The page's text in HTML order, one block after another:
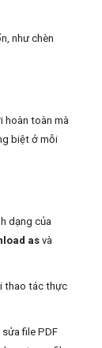
như chèn
hoàn toàn mà
biệt ở mỗi
dạng của
asvà
thao tác thực
file PDF